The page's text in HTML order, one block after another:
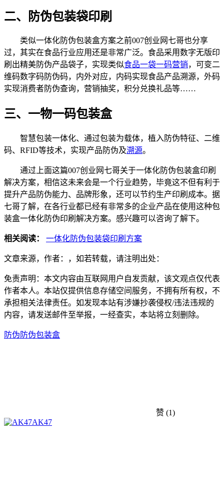
二、防伪包装袋印刷
类似一体化防伪包装盒方案之前007创业网七哥也分享
过，其实在食品行业应用还是非常广泛。食品采用数字无版印
刷出精美防伪产品袋子，实现类似食品一袋一码营销，可变二
维码数字码防伪码，内外对应，内码实现食品产品溯源，外码
实现消费者防伪查询，营销抽奖，积分兑换礼品等……
三、一物一码包装盒
智慧包装一体化、通过包装为载体，植入防伪特征、二维
码、RFID等技术，实现产品防伪及溯源。
通过上面这篇007创业网七哥关于一体化防伪包装盒印刷
解决方案，相信这未来会是一个行业趋势，毕竟这不但有利于
提升产品防伪能力、品牌形象，还可以节约生产印刷成本。据
七哥了解，在各行业都已经有非常多的企业产品在使用这种包
装盒一体化防伪印刷解决方案。感兴趣可以咨询了解下。
相关阅读： 一体化防伪包装袋印刷方案
文章来源，作者：，如若转载，请注明出处：
免责声明：本文内容由互联网用户自发贡献，该文观点仅代表
作者本人。本站仅提供信息存储空间服务，不拥有所有权，不
承担相关法律责任。如发现本站有涉嫌抄袭侵权/违法违规的
内容，请发送邮件至举报，一经查实，本站将立刻删除。
防伪 防伪包装盒
赞 (1)
AK47